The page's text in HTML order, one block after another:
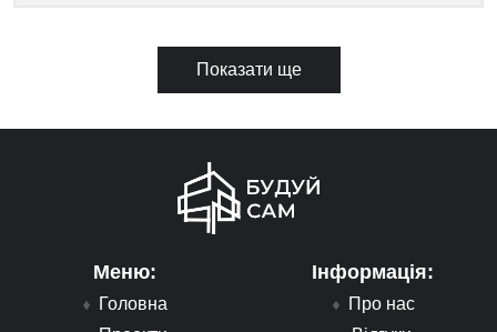
Показати ще
Меню:
Головна
Інформація:
Про нас